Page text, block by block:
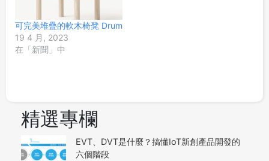
可完美堆疊的軟木椅凳 Drum
19 4 月, 2023
在「新聞」中
精選專欄
EVT、DVT是什麼？搞懂IoT新創產品開發的
六個階段